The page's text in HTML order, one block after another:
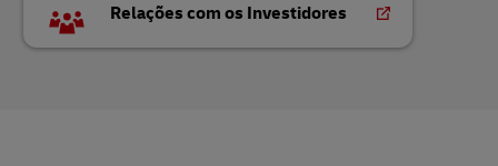
Relações com os Investidores